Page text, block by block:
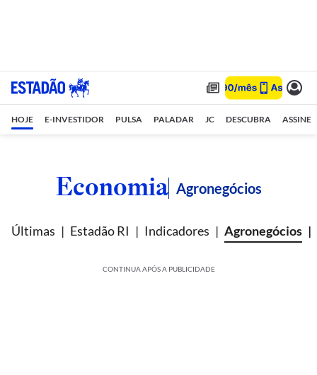
HOJE E-INVESTIDOR PULSA PALADAR JC DESCUBRA ASSINE
Economia Agronegócios
Últimas Estadão RI Indicadores Agronegócios
CONTINUA APÓS A PUBLICIDADE